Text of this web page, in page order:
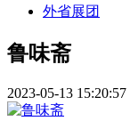
外省展团
鲁味斋
2023-05-13 15:20:57